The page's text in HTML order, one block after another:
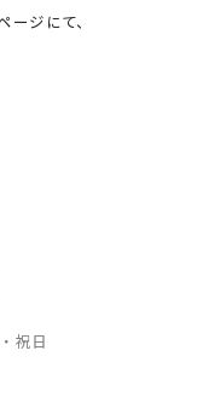
ージにて、
祝日